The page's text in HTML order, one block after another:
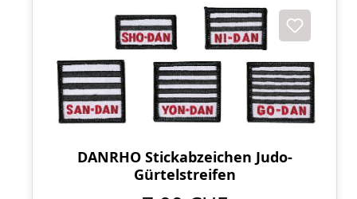
DANRHO Stickabzeichen Judo-
Gürtelstreifen